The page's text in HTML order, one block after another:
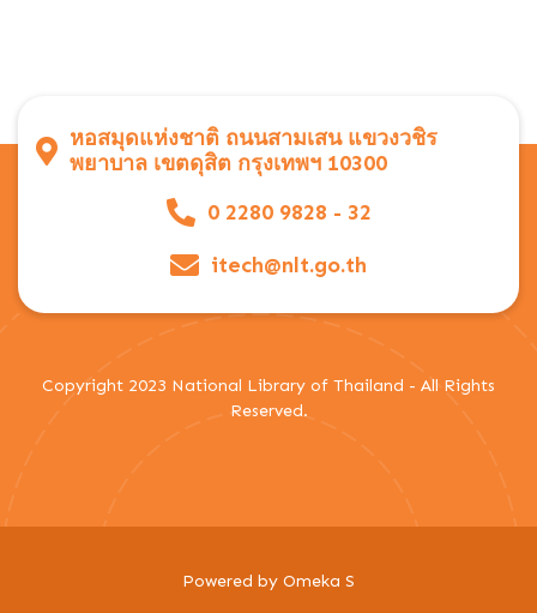
หอสมุดแห่งชาติ ถนนสามเสน แขวงวชิร
พยาบาล เขตดุสิต กรุงเทพฯ 10300
0 2280 9828 - 32
itech@nlt.go.th
Copyright 2023 National Library of Thailand - All Rights
Reserved.
Powered by Omeka S